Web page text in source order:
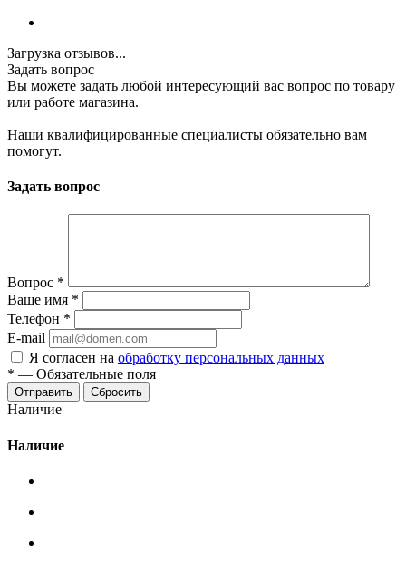
Загрузка отзывов...
Задать вопрос
Вы можете задать любой интересующий вас вопрос по товару
или работе магазина.
Наши квалифицированные специалисты обязательно вам
помогут.
Задать вопрос
Вопрос *
Ваше имя *
Телефон *
E-mail
Я согласен на обработку персональных данных
* — Обязательные поля
Сбросить
Наличие
Наличие